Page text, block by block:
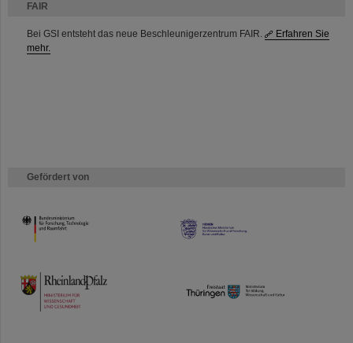
FAIR
Bei GSI entsteht das neue Beschleunigerzentrum FAIR.
Erfahren Sie
mehr.
Gefördert von
HMWK
TMWWDG